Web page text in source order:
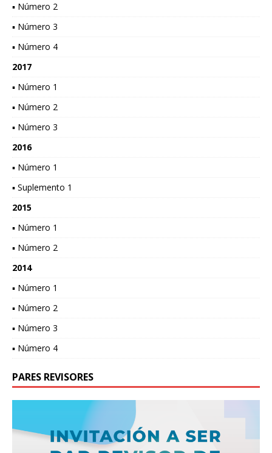
▪ Número 2
▪ Número 3
▪ Número 4
2017
▪ Número 1
▪ Número 2
▪ Número 3
2016
▪ Número 1
▪ Suplemento 1
2015
▪ Número 1
▪ Número 2
2014
▪ Número 1
▪ Número 2
▪ Número 3
▪ Número 4
PARES REVISORES